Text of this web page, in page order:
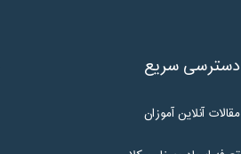
دسترسی سریع
مقالات آنلاین آموزان